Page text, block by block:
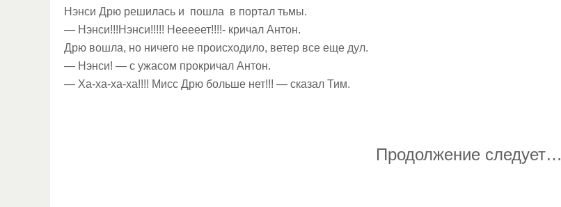
Нэнси Дрю решилась и пошла в портал тьмы.
— Нэнси!!!Нэнси!!!!! Нееееет!!!!- кричал Антон.
Дрю вошла, но ничего не происходило, ветер все еще дул.
— Нэнси! — с ужасом прокричал Антон.
— Ха-ха-ха-ха!!!! Мисс Дрю больше нет!!! — сказал Тим.
Продолжение следует…